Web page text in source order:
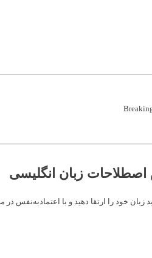
اصطلاحات زبان انگلیسی
خود را ارتقا دهید و با